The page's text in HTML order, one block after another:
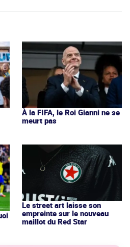
À la FIFA, le Roi Gianni ne se
meurt pas
Le street art laisse son
empreinte sur le nouveau
maillot du Red Star